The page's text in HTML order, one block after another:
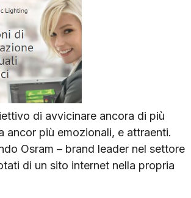
di avvicinare ancora di più
ancor più emozionali, e attraenti.
Osram – brand leader nel settore
di un sito internet nella propria